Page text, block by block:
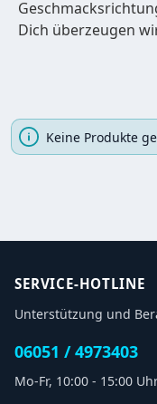
Dich überzeugen
Keine Produkte
SERVICE-HOTLINE
Unterstützung und
06051 / 4973403
Mo-Fr, 10:00 - 15:00